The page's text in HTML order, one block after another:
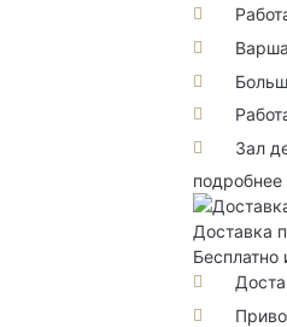
Зал
подробнее
Доставка
Бесплатно